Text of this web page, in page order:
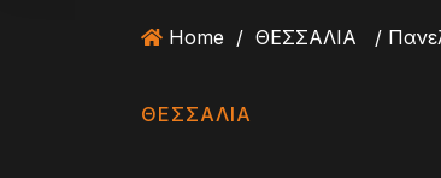
Home / ΘΕΣΣΑΛΙΑ
ΘΕΣΣΑΛΙΑ